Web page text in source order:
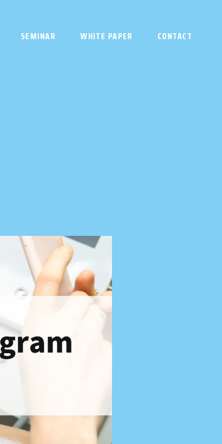
SEMINAR WHITE PAPER CONTACT